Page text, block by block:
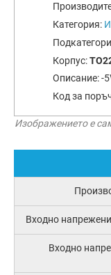
Категория:
Корпус:
Описание:-
Код за
Изображението е
Входно
Входно